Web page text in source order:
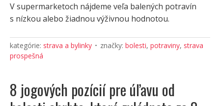
V supermarketoch nájdeme veľa balených potravín
s nízkou alebo žiadnou výživnou hodnotou.
kategórie: strava a bylinky značky: bolesti, potraviny, strava
prospešná
8 jogových pozícií pre úľavu od